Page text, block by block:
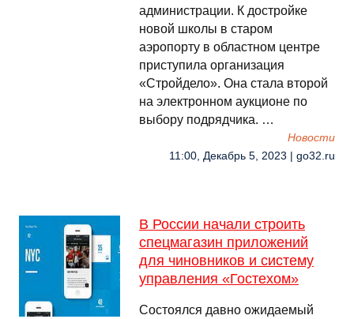
администрации. К достройке
новой школы в старом
аэропорту в областном центре
приступила организация
«Стройдело». Она стала второй
на электронном аукционе по
выбору подрядчика. …
Новости
11:00, Декабрь 5, 2023 | go32.ru
В России начали строить
спецмагазин приложений
для чиновников и систему
управления «Гостехом»
Состоялся давно ожидаемый